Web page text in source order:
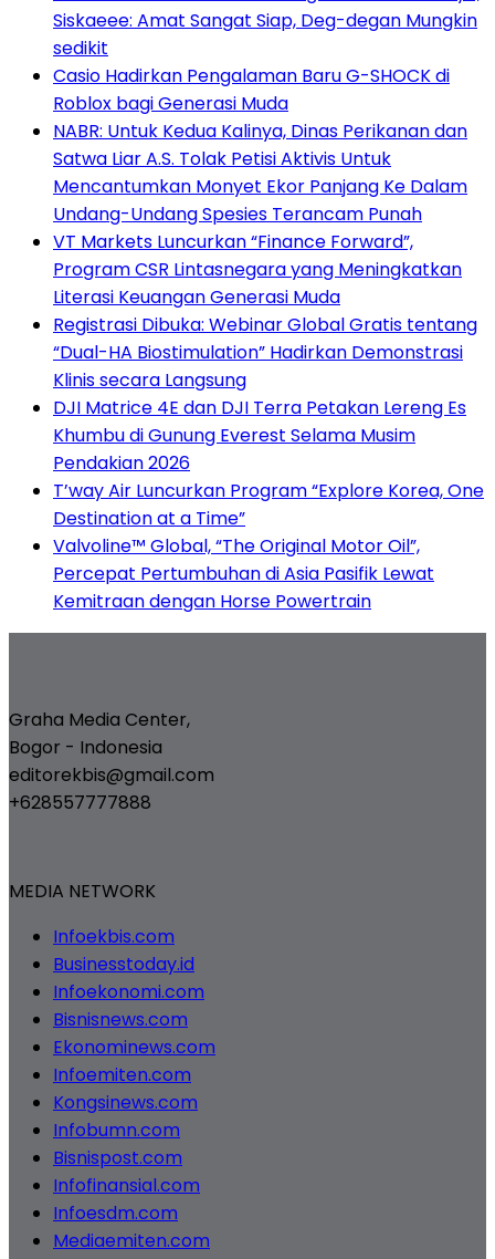
Siskaeee: Amat Sangat Siap, Deg-degan Mungkin
sedikit
Casio Hadirkan Pengalaman Baru G-SHOCK di
Roblox bagi Generasi Muda
NABR: Untuk Kedua Kalinya, Dinas Perikanan dan
Satwa Liar A.S. Tolak Petisi Aktivis Untuk
Mencantumkan Monyet Ekor Panjang Ke Dalam
Undang-Undang Spesies Terancam Punah
VT Markets Luncurkan “Finance Forward”,
Program CSR Lintasnegara yang Meningkatkan
Literasi Keuangan Generasi Muda
Registrasi Dibuka: Webinar Global Gratis tentang
“Dual-HA Biostimulation” Hadirkan Demonstrasi
Klinis secara Langsung
DJI Matrice 4E dan DJI Terra Petakan Lereng Es
Khumbu di Gunung Everest Selama Musim
Pendakian 2026
T’way Air Luncurkan Program “Explore Korea, One
Destination at a Time”
Valvoline™ Global, “The Original Motor Oil”,
Percepat Pertumbuhan di Asia Pasifik Lewat
Kemitraan dengan Horse Powertrain
Graha Media Center,
Bogor - Indonesia
editorekbis@gmail.com
+628557777888
MEDIA NETWORK
Infoekbis.com
Businesstoday.id
Infoekonomi.com
Bisnisnews.com
Ekonominews.com
Infoemiten.com
Kongsinews.com
Infobumn.com
Bisnispost.com
Infofinansial.com
Infoesdm.com
Mediaemiten.com